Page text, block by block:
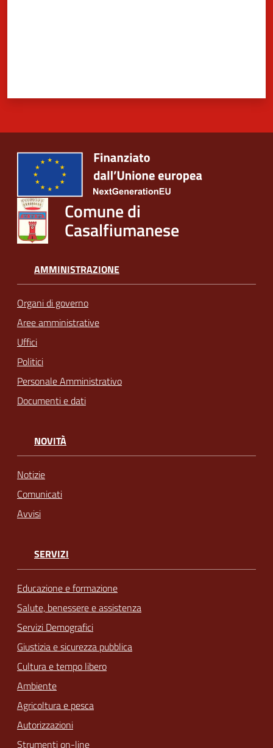
Comune di
Casalfiumanese
AMMINISTRAZIONE
Organi di governo
Aree amministrative
Uffici
Politici
Personale Amministrativo
Documenti e dati
NOVITÀ
Notizie
Comunicati
Avvisi
SERVIZI
Educazione e formazione
Salute, benessere e assistenza
Servizi Demografici
Giustizia e sicurezza pubblica
Cultura e tempo libero
Ambiente
Agricoltura e pesca
Autorizzazioni
Strumenti on-line